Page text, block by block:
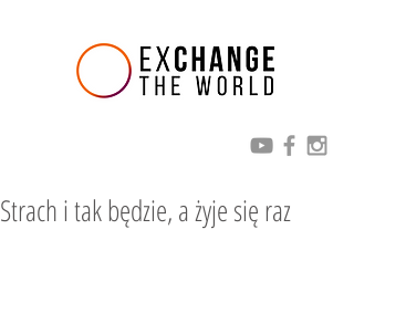
Strach i tak będzie, a żyje się raz